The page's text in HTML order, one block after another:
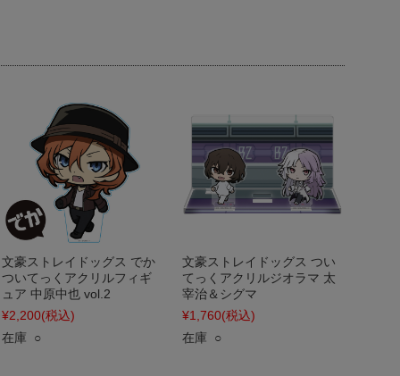
文豪ストレイドッグス でか
ついてっくアクリルフィギ
ュア 中原中也 vol.2
¥2,200(税込)
在庫 ○
文豪ストレイドッグス つい
てっくアクリルジオラマ 太
宰治＆シグマ
¥1,760(税込)
在庫 ○